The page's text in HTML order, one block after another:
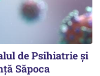
de Psihiatrie şi
Săpoca